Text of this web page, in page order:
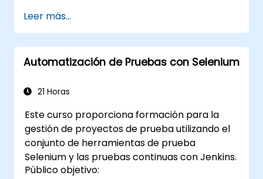
Crear y gestionar trabajos de Jenkins
para construir y probar aplicaciones.
Configurar y personalizar pipelines
automatizados para el despliegue de
Leer más...
Automatización de Pruebas con Selenium
21 Horas
Este curso proporciona formación para la
gestión de proyectos de prueba utilizando el
conjunto de herramientas de prueba
Selenium y las pruebas continuas con Jenkins.
Público objetivo: